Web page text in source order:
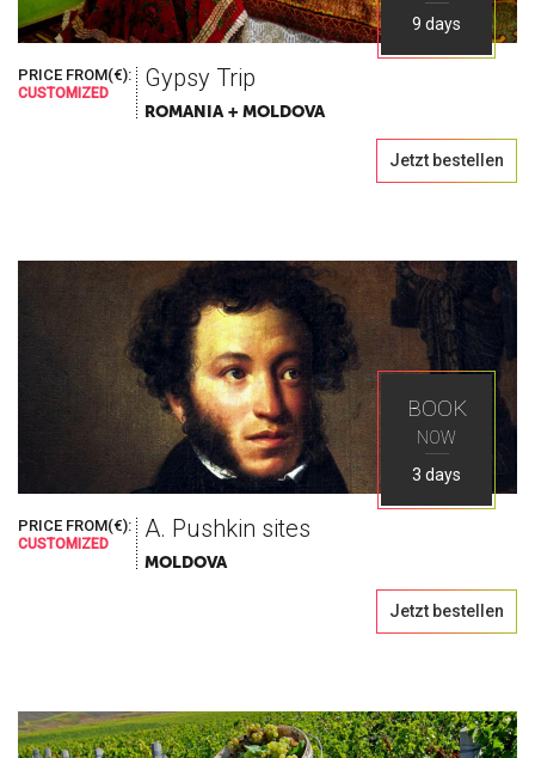
9 days
PRICE FROM(€):
CUSTOMIZED
Gypsy Trip
ROMANIA + MOLDOVA
Jetzt bestellen
BOOK
NOW
3 days
PRICE FROM(€):
CUSTOMIZED
A. Pushkin sites
MOLDOVA
Jetzt bestellen